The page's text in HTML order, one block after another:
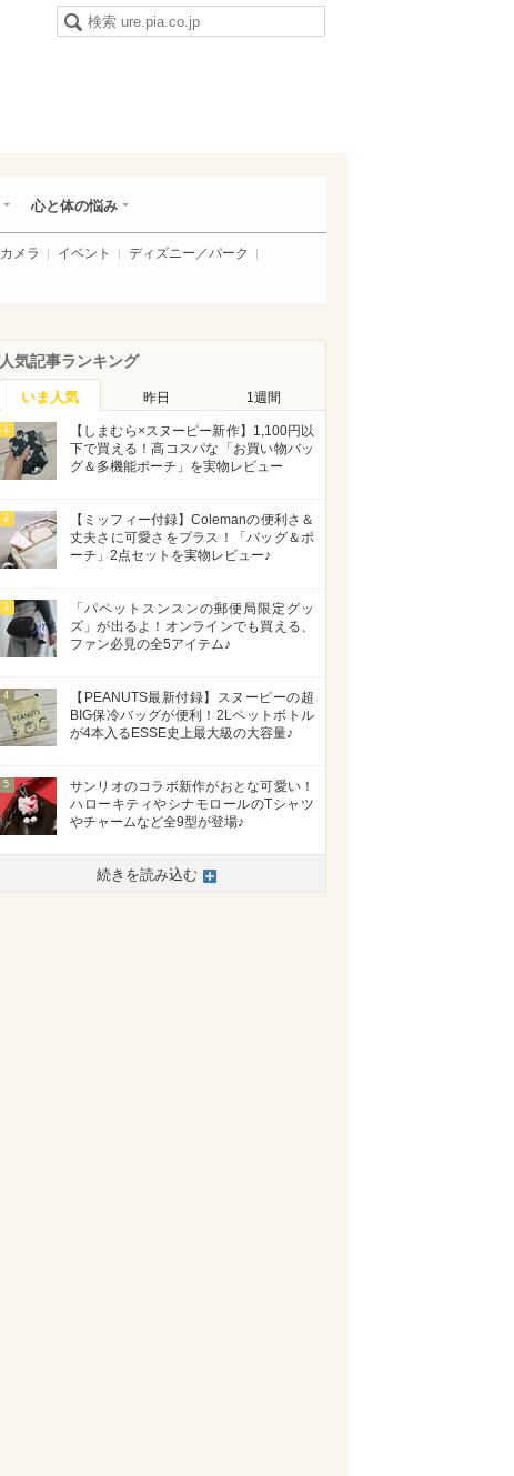
心と体の悩み
カメラ イベント
ディズニー／パーク
人気記事ランキング
いま人気 昨日 1週間
1
【しまむら×スヌーピー新作】1,100円以
下で買える！高コスパな「お買い物バッ
グ＆多機能ポーチ」を実物レビュー
2
【ミッフィー付録】Colemanの便利さ＆
丈夫さに可愛さをプラス！「バッグ＆ポ
ーチ」2点セットを実物レビュー♪
3
「パペットスンスンの郵便局限定グッ
ズ」が出るよ！オンラインでも買える、
ファン必見の全5アイテム♪
4
【PEANUTS最新付録】スヌーピーの超
BIG保冷バッグが便利！2Lペットボトル
が4本入るESSE史上最大級の大容量♪
5
サンリオのコラボ新作がおとな可愛い！
ハローキティやシナモロールのTシャツ
やチャームなど全9型が登場♪
続きを読み込む